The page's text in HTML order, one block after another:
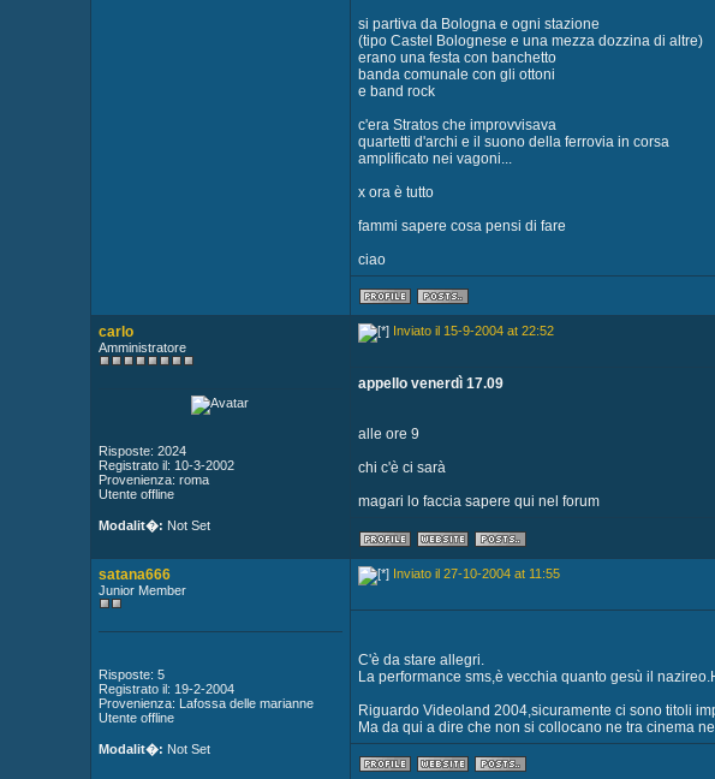
si partiva da Bologna e ogni stazione
(tipo Castel Bolognese e una mezza dozzina di altre)
erano una festa con banchetto
banda comunale con gli ottoni
e band rock
c'era Stratos che improvvisava
quartetti d'archi e il suono della ferrovia in corsa
amplificato nei vagoni...
x ora è tutto
fammi sapere cosa pensi di fare
ciao
carlo
Amministratore
Risposte: 2024
Registrato il: 10-3-2002
Provenienza: roma
Utente offline
Modalit�: Not Set
Inviato il 15-9-2004 at 22:52
appello venerdì 17.09
alle ore 9
chi c'è ci sarà
magari lo faccia sapere qui nel forum
satana666
Junior Member
Risposte: 5
Registrato il: 19-2-2004
Provenienza: Lafossa delle marianne
Utente offline
Modalit�: Not Set
Inviato il 27-10-2004 at 11:55
C'è da stare allegri.
La performance sms,è vecchia quanto gesù il
Riguardo Videoland 2004,sicuramente ci sono titoli
Ma da qui a dire che non si collocano ne tra cinema